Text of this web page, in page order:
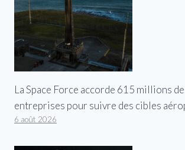
La Space Force accorde 615 millions
entreprises pour suivre des cibles
6 août 2026